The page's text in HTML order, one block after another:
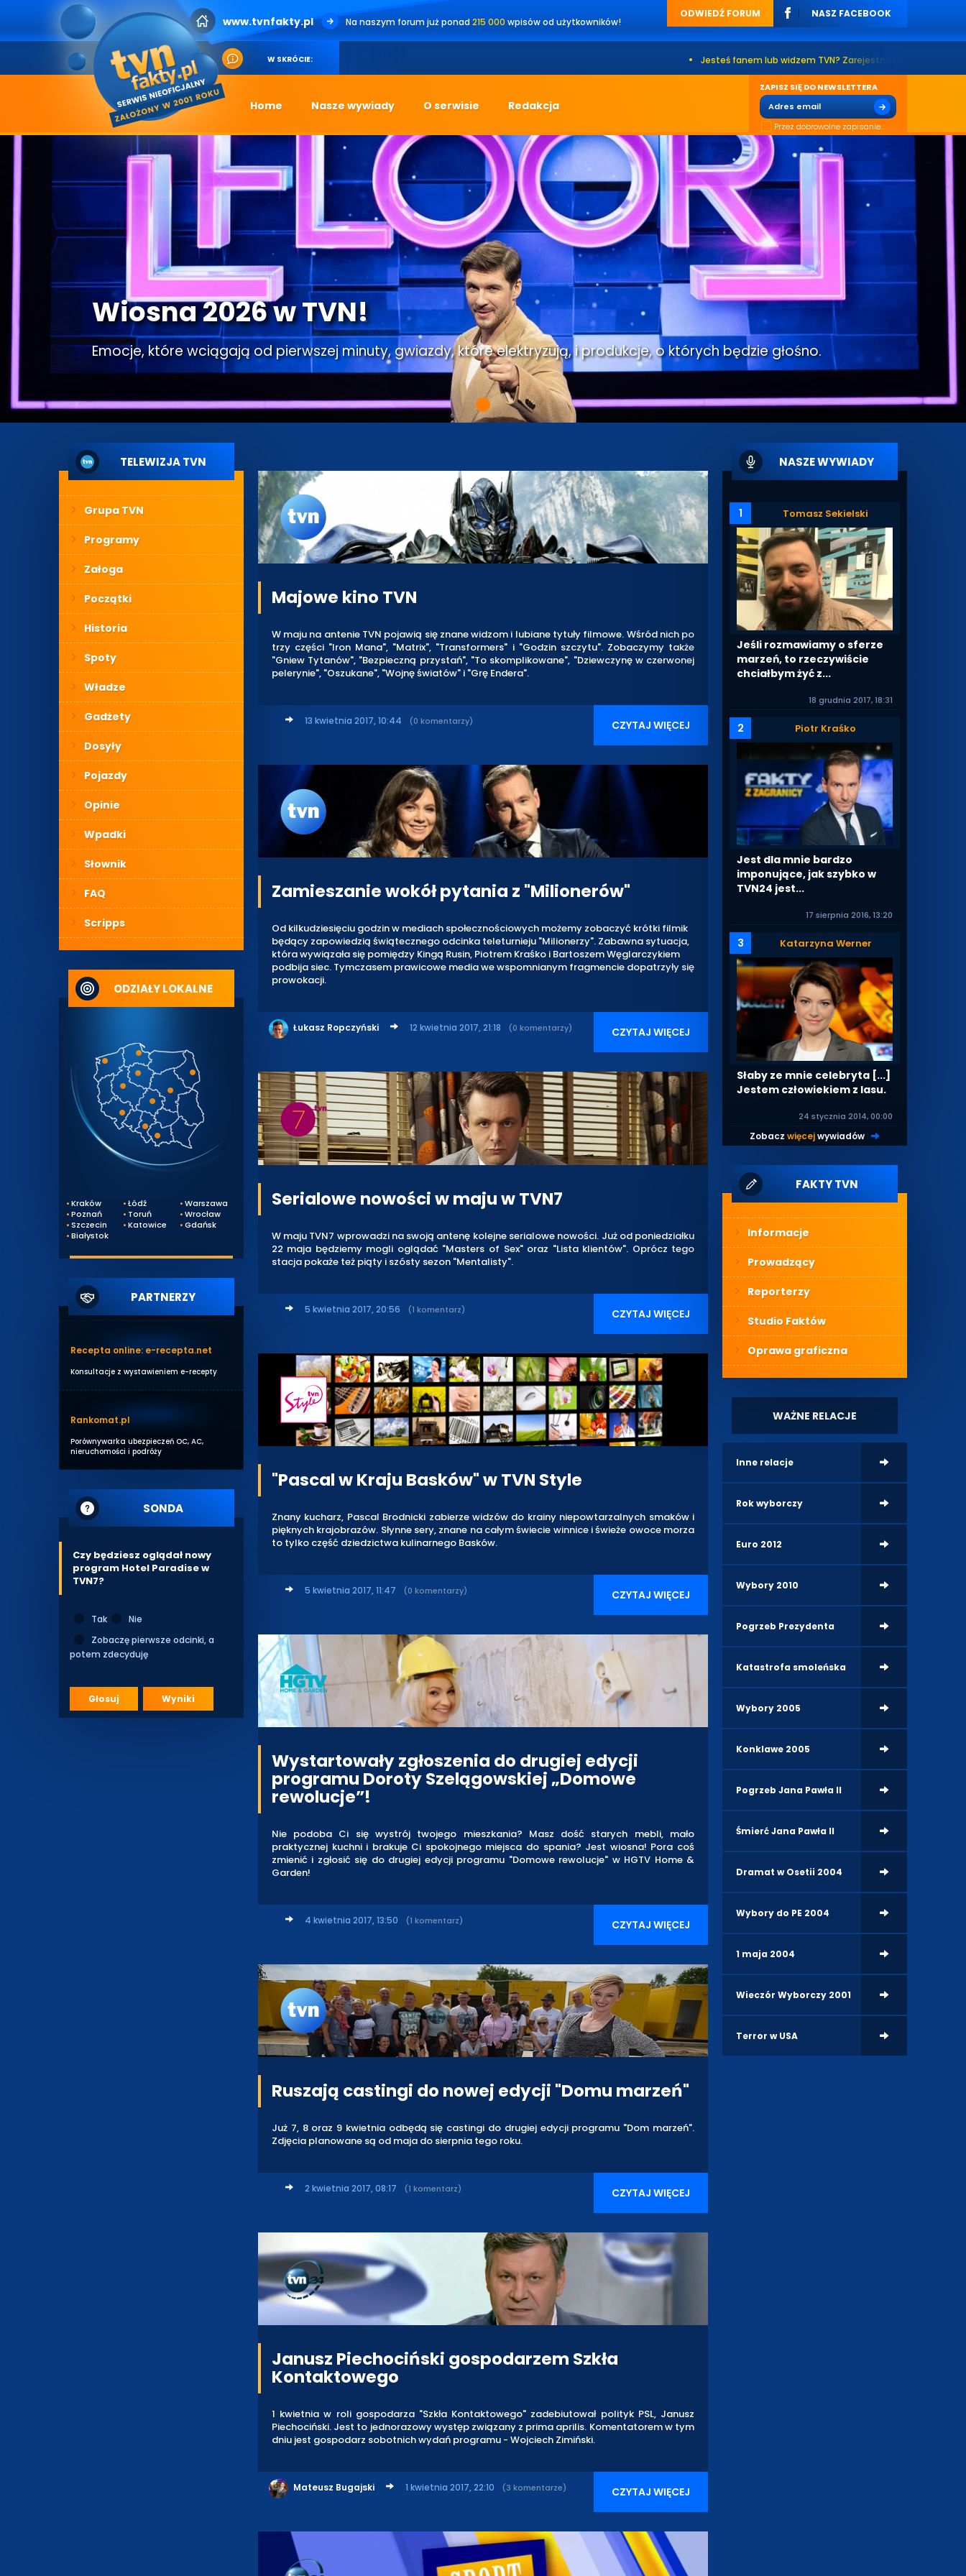
www.tvnfakty.pl Na naszym forum już ponad 215 000 wpisów od użytkowników!
ODWIEDŹ FORUM NASZ FACEBOOK
W SKRÓCIE: Jesteś fanem lub widzem TVN? Zarejestruj się na naszym forum. Już
Home Nasze wywiady O serwisie Redakcja
ZAPISZ SIĘ DO NEWSLETTERA
Przez dobrowolne zapisanie...
Wiosna 2026 w TVN!
Emocje, które wciągają od pierwszej minuty, gwiazdy, które elektryzują, i produkcje, o których będzie głośno.
TELEWIZJA TVN
Grupa TVN
Programy
Załoga
Początki
Historia
Spoty
Władze
Gadżety
Dosyły
Pojazdy
Opinie
Wpadki
Słownik
FAQ
Scripps
ODZIAŁY LOKALNE
Kraków Łódź
Warszawa
Poznań
Toruń
Wrocław
Szczecin
Katowice
Gdańsk
Białystok
PARTNERZY
Recepta online: e-recepta.net
Konsultacje z wystawieniem e-recepty
Rankomat.pl
Porównywarka ubezpieczeń OC, AC,
nieruchomości i podróży
SONDA
Czy będziesz oglądał nowy
program Hotel Paradise w
TVN7?
Tak
Nie
Zobaczę pierwsze odcinki, a
potem zdecyduję
Głosuj Wyniki
Majowe kino TVN
W maju na antenie TVN pojawią się znane widzom i lubiane tytuły filmowe. Wśród nich po
trzy części "Iron Mana", "Matrix", "Transformers" i "Godzin szczytu". Zobaczymy także
"Gniew Tytanów", "Bezpieczną przystań", "To skomplikowane", "Dziewczynę w czerwonej
pelerynie", "Oszukane", "Wojnę światów" i "Grę Endera".
13 kwietnia 2017, 10:44 (0 komentarzy) CZYTAJ WIĘCEJ
Zamieszanie wokół pytania z "Milionerów"
Od kilkudziesięciu godzin w mediach społecznościowych możemy zobaczyć krótki filmik
będący zapowiedzią świątecznego odcinka teleturnieju "Milionerzy". Zabawna sytuacja,
która wywiązała się pomiędzy Kingą Rusin, Piotrem Kraśko i Bartoszem Węglarczykiem
podbija siec. Tymczasem prawicowe media we wspomnianym fragmencie dopatrzyły się
prowokacji.
Łukasz Ropczyński 12 kwietnia 2017, 21:18 (0 komentarzy) CZYTAJ WIĘCEJ
Serialowe nowości w maju w TVN7
W maju TVN7 wprowadzi na swoją antenę kolejne serialowe nowości. Już od poniedziałku
22 maja będziemy mogli oglądać "Masters of Sex" oraz "Lista klientów". Oprócz tego
stacja pokaże też piąty i szósty sezon "Mentalisty".
5 kwietnia 2017, 20:56 (1 komentarz) CZYTAJ WIĘCEJ
"Pascal w Kraju Basków" w TVN Style
Znany kucharz, Pascal Brodnicki zabierze widzów do krainy niepowtarzalnych smaków i
pięknych krajobrazów. Słynne sery, znane na całym świecie winnice i świeże owoce morza
to tylko część dziedzictwa kulinarnego Basków.
5 kwietnia 2017, 11:47 (0 komentarzy) CZYTAJ WIĘCEJ
Wystartowały zgłoszenia do drugiej edycji
programu Doroty Szelągowskiej „Domowe
rewolucje”!
Nie podoba Ci się wystrój twojego mieszkania? Masz dość starych mebli, mało
praktycznej kuchni i brakuje Ci spokojnego miejsca do spania? Jest wiosna! Pora coś
zmienić i zgłosić się do drugiej edycji programu "Domowe rewolucje" w HGTV Home &
Garden!
4 kwietnia 2017, 13:50 (1 komentarz) CZYTAJ WIĘCEJ
Ruszają castingi do nowej edycji "Domu marzeń"
Już 7, 8 oraz 9 kwietnia odbędą się castingi do drugiej edycji programu "Dom marzeń".
Zdjęcia planowane są od maja do sierpnia tego roku.
2 kwietnia 2017, 08:17 (1 komentarz) CZYTAJ WIĘCEJ
Janusz Piechociński gospodarzem Szkła
Kontaktowego
1 kwietnia w roli gospodarza "Szkła Kontaktowego" zadebiutował polityk PSL, Janusz
Piechociński. Jest to jednorazowy występ związany z prima aprilis. Komentatorem w tym
dniu jest gospodarz sobotnich wydań programu - Wojciech Zimiński.
Mateusz Bugajski 1 kwietnia 2017, 22:10 (3 komentarze) CZYTAJ WIĘCEJ
NASZE WYWIADY
1 Tomasz Sekielski
Jeśli rozmawiamy o sferze
marzeń, to rzeczywiście
chciałbym żyć z...
18 grudnia 2017, 18:31
2 Piotr Kraśko
Jest dla mnie bardzo
imponujące, jak szybko w
TVN24 jest...
17 sierpnia 2016, 13:20
3 Katarzyna Werner
Słaby ze mnie celebryta [...]
Jestem człowiekiem z lasu.
24 stycznia 2014, 00:00
Zobaczwięcejwywiadów |
FAKTY TVN
Informacje
Prowadzący
Reporterzy
Studio Faktów
Oprawa graficzna
WAŻNE RELACJE
Inne relacje
Rok wyborczy
Euro 2012
Wybory 2010
Pogrzeb Prezydenta
Katastrofa smoleńska
Wybory 2005
Konklawe 2005
Pogrzeb Jana Pawła II
Śmierć Jana Pawła II
Dramat w Osetii 2004
Wybory do PE 2004
1 maja 2004
Wieczór Wyborczy 2001
Terror w USA